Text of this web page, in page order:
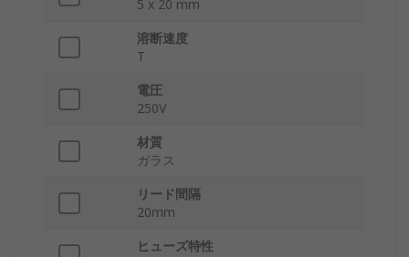
5 x 20 mm
溶断速度
T
電圧
250V
材質
ガラス
リード間隔
20mm
ヒューズ特性